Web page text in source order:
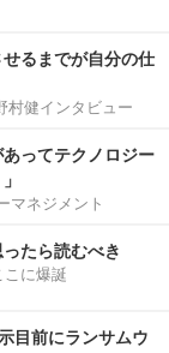
るまでが自分の仕
村健インタビュー
ってテクノロジー
マネジメント
たら読むべき
こに爆誕
目前にランサムウ